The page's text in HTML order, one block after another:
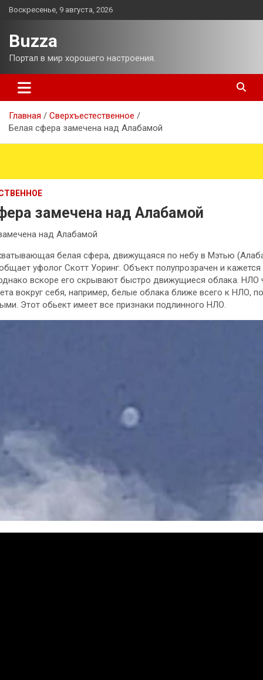
Перейти
Воскресенье, 9 августа, 2026
Buzza
Портал в мир хорошего настроения.
Главная
Сверхъестественное
Белая сфера замечена над Алабамой
замечена над Алабамой
над Алабамой
белая сфера, движущаяся по небу в Мэтью
уфолог Скотт Уоринг. Объект полупрозрачен и
вскоре его скрывают быстро движущиеся облака. НЛО
вокруг себя, например, белые облака ближе всего к НЛО,
Этот обьект имеет все признаки подлинного НЛО.